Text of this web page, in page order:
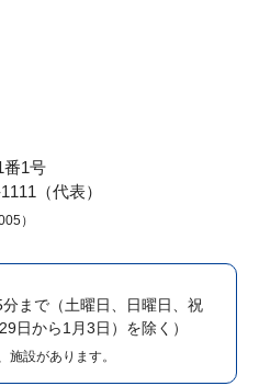
番1号
（代表）
）
まで （土曜日、日曜日、祝
日から1月3日）を除く）
設があります。